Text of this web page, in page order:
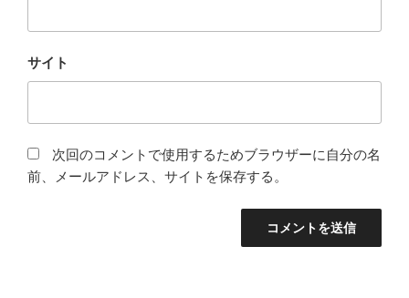
サイト
次回のコメントで使用するためブラウザーに自分の名
前、メールアドレス、サイトを保存する。